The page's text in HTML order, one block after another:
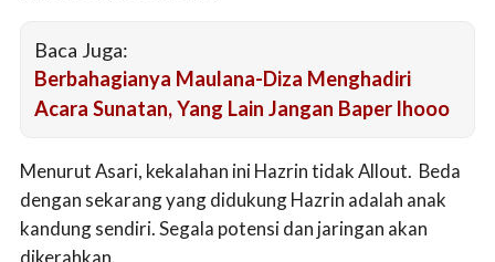
Baca Juga:
Berbahagianya Maulana-Diza Menghadiri
Acara Sunatan, Yang Lain Jangan Baper lhooo
Menurut Asari, kekalahan ini Hazrin tidak Allout. Beda
dengan sekarang yang didukung Hazrin adalah anak
kandung sendiri. Segala potensi dan jaringan akan